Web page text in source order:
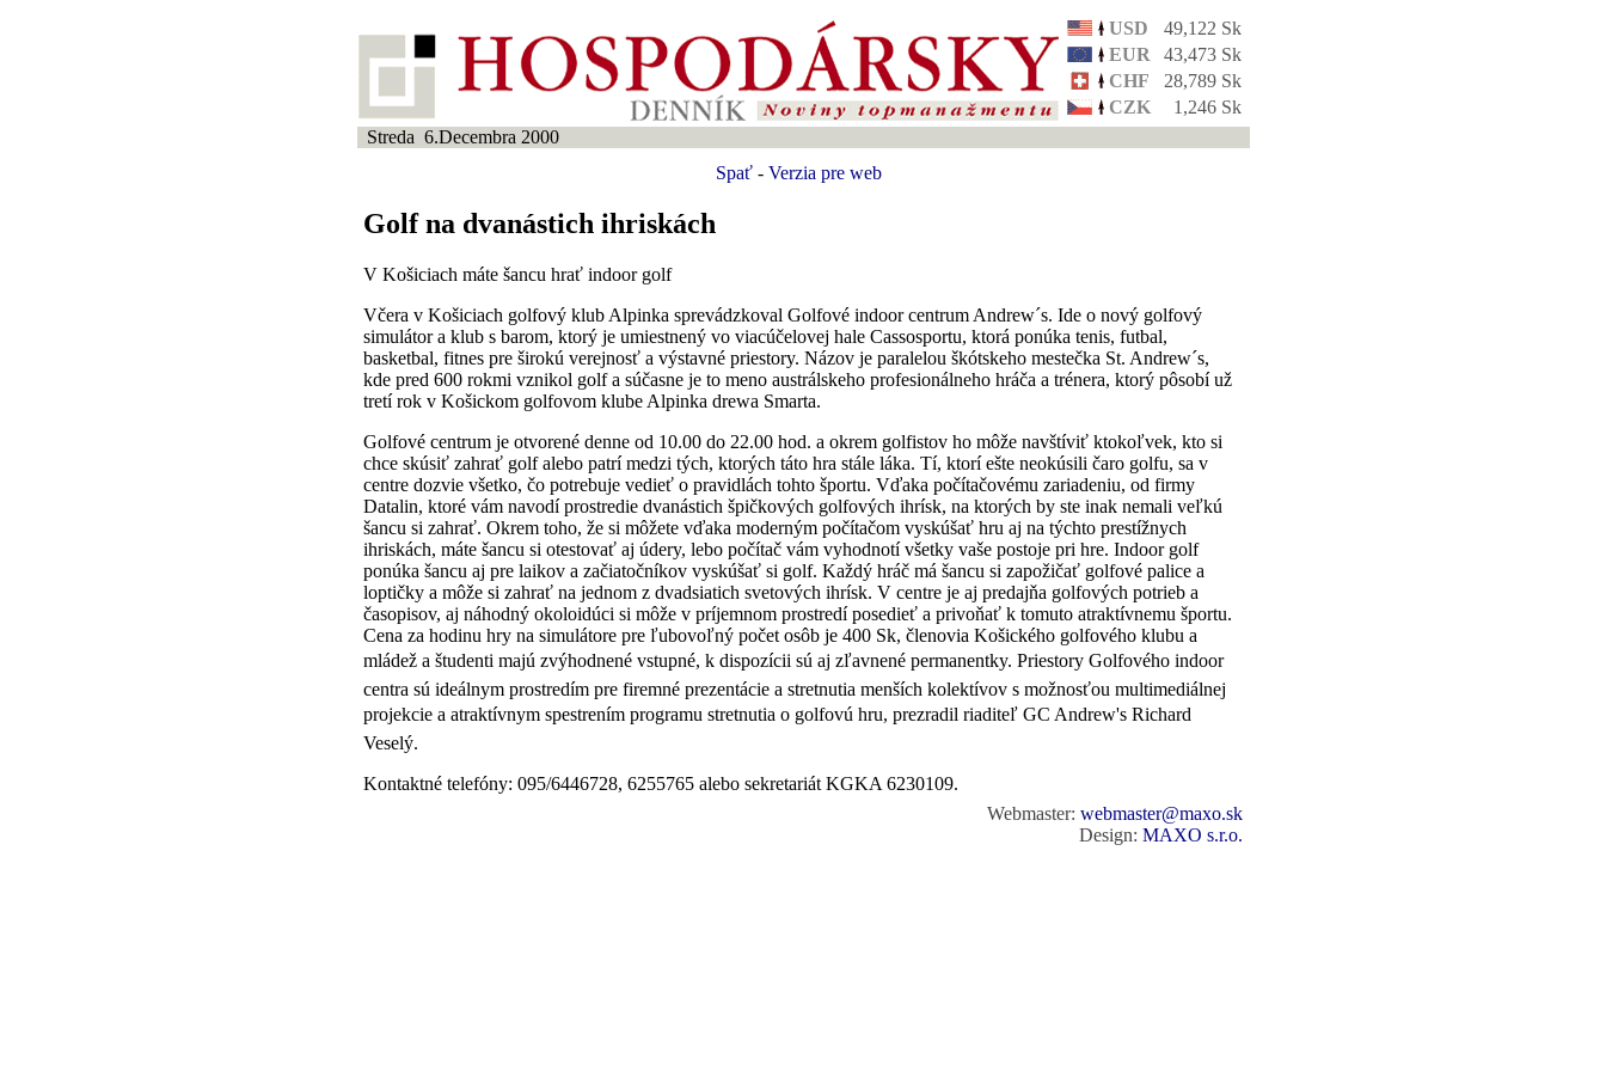
USD
49,122 Sk
EUR
43,473 Sk
CHF
28,789 Sk
CZK
1,246 Sk
Streda 6.Decembra 2000
Spať - Verzia pre web
Golf na dvanástich ihriskách
V Košiciach máte šancu hrať indoor golf
Včera v Košiciach golfový klub Alpinka sprevádzkoval Golfové indoor centrum Andrew´s. Ide o nový golfový
simulátor a klub s barom, ktorý je umiestnený vo viacúčelovej hale Cassosportu, ktorá ponúka tenis, futbal,
basketbal, fitnes pre širokú verejnosť a výstavné priestory. Názov je paralelou škótskeho mestečka St. Andrew´s,
kde pred 600 rokmi vznikol golf a súčasne je to meno austrálskeho profesionálneho hráča a trénera, ktorý pôsobí už
tretí rok v Košickom golfovom klube Alpinka drewa Smarta.
Golfové centrum je otvorené denne od 10.00 do 22.00 hod. a okrem golfistov ho môže navštíviť ktokoľvek, kto si
chce skúsiť zahrať golf alebo patrí medzi tých, ktorých táto hra stále láka. Tí, ktorí ešte neokúsili čaro golfu, sa v
centre dozvie všetko, čo potrebuje vedieť o pravidlách tohto športu. Vďaka počítačovému zariadeniu, od firmy
Datalin, ktoré vám navodí prostredie dvanástich špičkových golfových ihrísk, na ktorých by ste inak nemali veľkú
šancu si zahrať. Okrem toho, že si môžete vďaka moderným počítačom vyskúšať hru aj na týchto prestížnych
ihriskách, máte šancu si otestovať aj údery, lebo počítač vám vyhodnotí všetky vaše postoje pri hre. Indoor golf
ponúka šancu aj pre laikov a začiatočníkov vyskúšať si golf. Každý hráč má šancu si zapožičať golfové palice a
loptičky a môže si zahrať na jednom z dvadsiatich svetových ihrísk. V centre je aj predajňa golfových potrieb a
časopisov, aj náhodný okoloidúci si môže v príjemnom prostredí posedieť a privoňať k tomuto atraktívnemu športu.
Cena za hodinu hry na simulátore pre ľubovoľný počet osôb je 400 Sk, členovia Košického golfového klubu a
mládež a študenti majú zvýhodnené vstupné, k dispozícii sú aj zľavnené permanentky. Priestory Golfového indoor
centra sú ideálnym prostredím pre firemné prezentácie a stretnutia menších kolektívov s možnosťou multimediálnej
projekcie a atraktívnym spestrením programu stretnutia o golfovú hru, prezradil riaditeľ GC Andrew's Richard
Veselý.
Kontaktné telefóny: 095/6446728, 6255765 alebo sekretariát KGKA 6230109.
Webmaster: webmaster@maxo.sk
Design: MAXO s.r.o.